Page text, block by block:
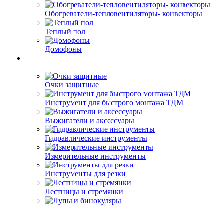
Обогреватели-тепловентиляторы- конвекторы
Теплый пол
Домофоны
Очки защитные
Инструмент для быстрого монтажа ТДМ
Выжигатели и аксессуары
Гидравлические инструменты
Измерительные инструменты
Инструменты для резки
Лестницы и стремянки